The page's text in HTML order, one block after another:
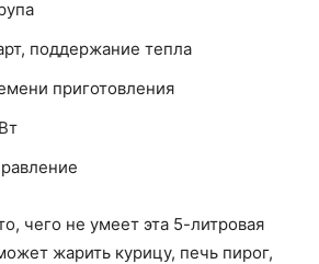
поддержание тепла
приготовления
чего не умеет эта 5-литровая
жарить курицу, печь пирог,